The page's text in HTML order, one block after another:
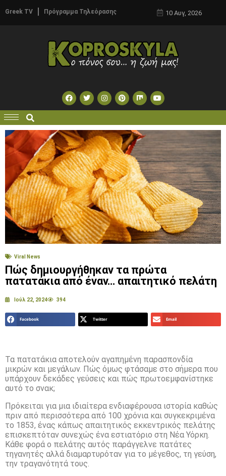
Greek TV Πρόγραμμα Τηλεόρασης 10 Αυγ, 2026
Viral News
Πώς δημιουργήθηκαν τα πρώτα
πατατάκια από έναν… απαιτητικό πελάτη
Ιούλ 22, 2024 394
Facebook Twitter Email
Τα πατατάκια αποτελούν αγαπημένη παρασπονδία
μικρών και μεγάλων. Πώς όμως φτάσαμε στο σήμερα που
υπάρχουν δεκάδες γεύσεις και πώς πρωτοεμφανίστηκε
αυτό το σνακ;
Πρόκειται για μια ιδιαίτερα ενδιαφέρουσα ιστορία καθώς
πριν από περισσότερα από 100 χρόνια και συγκεκριμένα
το 1853, ένας κάπως απαιτητικός εκκεντρικός πελάτης
επισκεπτόταν συνεχώς ένα εστιατόριο στη Νέα Υόρκη.
Κάθε φορά ο πελάτης αυτός παράγγελνε πατάτες
τηγανητές αλλά διαμαρτυρόταν για το μέγεθος, τη γεύση,
την τραγανότητά τους.